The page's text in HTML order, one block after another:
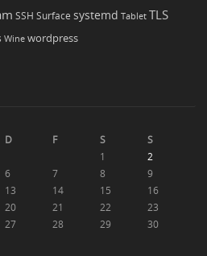
SSH Surface systemd Tablet TLS
Wine wordpress
D F S
S
1
2
6 7 8
9
13 14 15
16
20 21 22
23
27 28 29
30